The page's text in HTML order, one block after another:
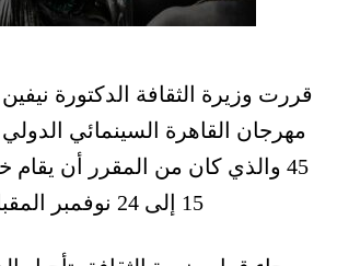
قررت وزيرة الثقافة الدكتورة نيفين
مهرجان القاهرة السينمائي
45 والذي كان من المقرر أن يقام
15 إلى 24 نوفمبر المقبل.